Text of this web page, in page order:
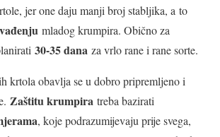
jer one daju manji broj stabljika, a to
mladog krumpira. Obično za
30-35 dana za vrlo rane i rane sorte.
krtola obavlja se u dobro pripremljeno i
Zaštitu krumpira treba bazirati
, koje podrazumijevaju prije svega,